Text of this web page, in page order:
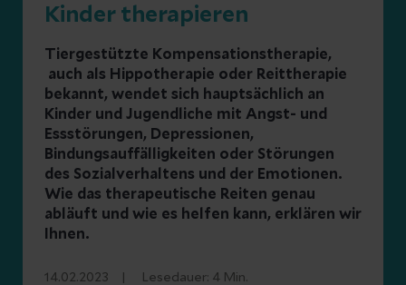
Kinder therapieren
Tiergestützte Kompensationstherapie,
auch als Hippotherapie oder Reittherapie
bekannt, wendet sich hauptsächlich an
Kinder und Jugendliche mit Angst- und
Essstörungen, Depressionen,
Bindungsauffälligkeiten oder Störungen
des Sozialverhaltens und der Emotionen.
Wie das therapeutische Reiten genau
abläuft und wie es helfen kann, erklären wir
Ihnen.
14.02.2023 Lesedauer: 4 Min.